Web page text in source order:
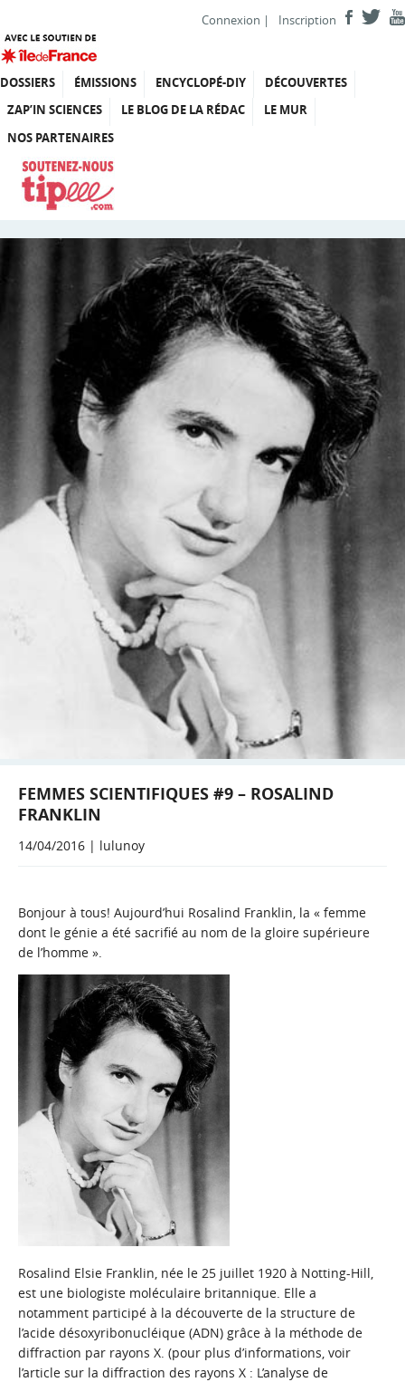
Connexion | Inscription
DOSSIERS ÉMISSIONS ENCYCLOPÉ-DIY
DÉCOUVERTES
ZAP’IN SCIENCES
LE BLOG DE LA RÉDAC
LE MUR
NOS PARTENAIRES
FEMMES SCIENTIFIQUES #9 – ROSALIND
FRANKLIN
14/04/2016 | lulunoy
Bonjour à tous! Aujourd’hui Rosalind Franklin, la « femme
dont le génie a été sacrifié au nom de la gloire supérieure
de l’homme ».
Rosalind Elsie Franklin, née le 25 juillet 1920 à Notting-Hill,
est une biologiste moléculaire britannique. Elle a
notamment participé à la découverte de la structure de
l’acide désoxyribonucléique (ADN) grâce à la méthode de
diffraction par rayons X. (pour plus d’informations, voir
l’article sur la diffraction des rayons X : L’analyse de